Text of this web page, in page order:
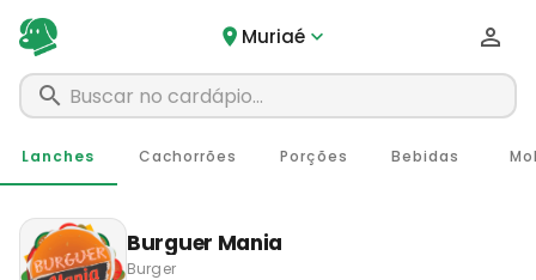
Muriaé
Burguer Mania
Burger
Lanches Cachorrões Porções Bebidas